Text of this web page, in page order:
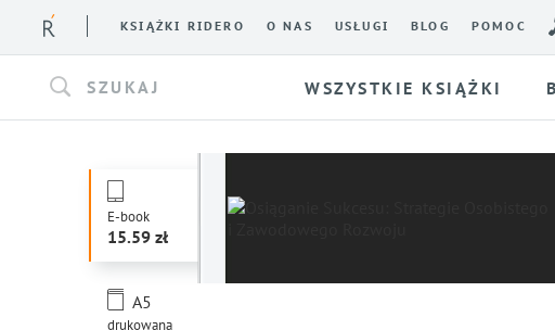
KSIĄŻKI RIDERO O NAS USŁUGI BLOG POMOC
SZUKAJ WSZYSTKIE KSIĄŻKI
E-book
15.59
drukowana
A5